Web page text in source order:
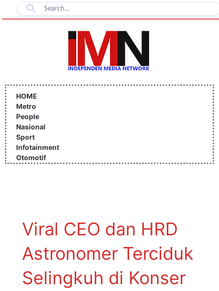
Lewati
ke
HOME
Metro
People
Nasional
Sport
Infotainment
Otomotif
Viral CEO dan HRD
Astronomer Terciduk
Selingkuh di Konser